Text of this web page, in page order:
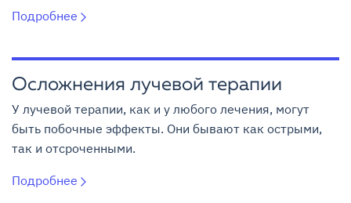
Подробнее
Осложнения лучевой терапии
У лучевой терапии, как и у любого лечения, могут
быть побочные эффекты. Они бывают как острыми,
так и отсроченными.
Подробнее